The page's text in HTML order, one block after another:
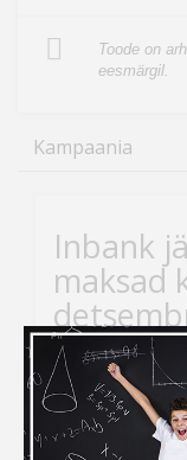
Toode on
eesmärgil.
Kampaania
Inbank
maksad
Kui ihaldatud
siis
Inbank
kohe kätte,
detsembris!